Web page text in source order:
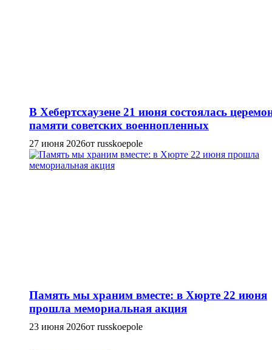
В Хебертсхаузене 21 июня состоялась
памяти советских военнопленных
27 июня 2026от russkoepole
Память мы храним вместе: в Хюрте 22 июня
прошла мемориальная акция
23 июня 2026от russkoepole